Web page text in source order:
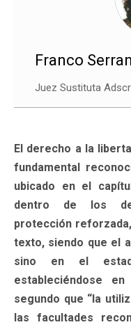
Franco
Juez Sustituta
El derecho a la
fundamental
ubicado en el
dentro de los
protección
texto, siendo que el
sino en el
estableciéndose
segundo que “la
las facultades